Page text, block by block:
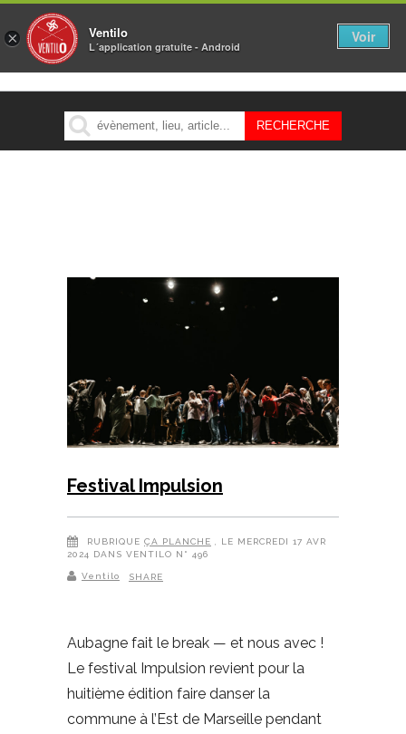
MENU
Festival Impulsion
RUBRIQUE ÇA PLANCHE , LE MERCREDI 17 AVR
2024 DANS VENTILO N° 496
Ventilo SHARE
Aubagne fait le break — et nous avec !
Le festival Impulsion revient pour la
huitième édition faire danser la
commune à l’Est de Marseille pendant
× Ventilo
L´application gratuite - Android
Voir